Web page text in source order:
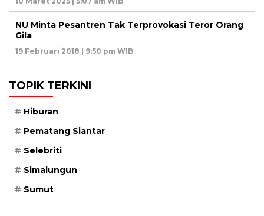
NU Minta Pesantren Tak Terprovokasi Teror Orang
Gila
19 Februari 2018 | 9:50 pm WIB
TOPIK TERKINI
Hiburan
Pematang Siantar
Selebriti
Simalungun
Sumut